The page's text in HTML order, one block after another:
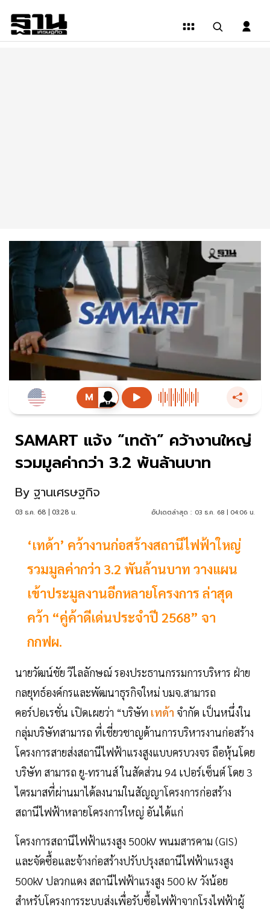
SAMART แจ้ง “เทด้า” คว้างานใหญ่
รวมมูลค่ากว่า 3.2 พันล้านบาท
By ฐานเศรษฐกิจ
03 ธ.ค. 68 | 03:28 น. อัปเดตล่าสุด : 03 ธ.ค. 68 | 04:06 น.
‘เทด้า’ คว้างานก่อสร้างสถานีไฟฟ้าใหญ่
รวมมูลค่ากว่า 3.2 พันล้านบาท วางแผน
เข้าประมูลงานอีกหลายโครงการ ล่าสุด
คว้า “คู่ค้าดีเด่นประจำปี 2568” จา
กกฟผ.
นายวัฒน์ชัย วิไลลักษณ์ รองประธานกรรมการบริหาร ฝ่าย
กลยุทธ์องค์กรและพัฒนาธุรกิจใหม่ บมจ.สามารถ
คอร์ปอเรชั่น เปิดเผยว่า “บริษัท เทด้า จำกัด เป็นหนึ่งใน
กลุ่มบริษัทสามารถ ที่เชี่ยวชาญด้านการบริหารงานก่อสร้าง
โครงการสายส่งสถานีไฟฟ้าแรงสูงแบบครบวงจร ถือหุ้นโดย
บริษัท สามารถ ยู-ทรานส์ ในสัดส่วน 94 เปอร์เซ็นต์ โดย 3
ไตรมาสที่ผ่านมาได้ลงนามในสัญญาโครงการก่อสร้าง
สถานีไฟฟ้าหลายโครงการใหญ่ อันได้แก่
โครงการสถานีไฟฟ้าแรงสูง 500kV พนมสารคาม (GIS)
และจัดซื้อและจ้างก่อสร้างปรับปรุงสถานีไฟฟ้าแรงสูง
500kV ปลวกแดง สถานีไฟฟ้าแรงสูง 500 kV วังน้อย
สำหรับโครงการระบบส่งเพื่อรับซื้อไฟฟ้าจากโรงไฟฟ้าผู้